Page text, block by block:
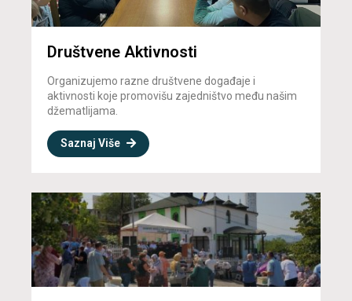
Društvene Aktivnosti
Organizujemo razne društvene događaje i
aktivnosti koje promovišu zajedništvo među našim
džematlijama.
Saznaj Više